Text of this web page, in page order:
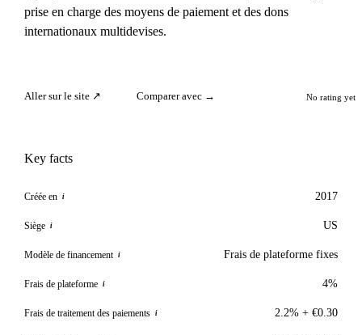
prise en charge des moyens de paiement et des dons
internationaux multidevises.
Aller sur le site ↗ Comparer avec → No rating yet
Key facts
Créée en i 2017
Siège i US
Modèle de financement i Frais de plateforme fixes
Frais de plateforme i 4%
Frais de traitement des paiements i 2.2% + €0.30